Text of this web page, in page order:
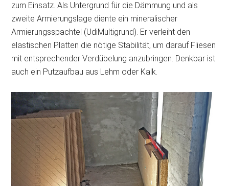
zum Einsatz. Als Untergrund für die Dämmung und als
zweite Armierungslage diente ein mineralischer
Armierungsspachtel (UdiMultigrund). Er verleiht den
elastischen Platten die nötige Stabilität, um darauf Fliesen
mit entsprechender Verdübelung anzubringen. Denkbar ist
auch ein Putzaufbau aus Lehm oder Kalk.